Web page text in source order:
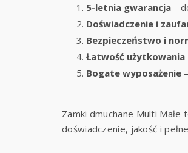
5-letnia gwarancja –
Doświadczenie i
Bezpieczeństwo i
Łatwość użytkowania
Bogate wyposażenie
Zamki dmuchane Multi
doświadczenie, jakość i